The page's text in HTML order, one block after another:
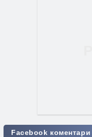
Facebook коментари